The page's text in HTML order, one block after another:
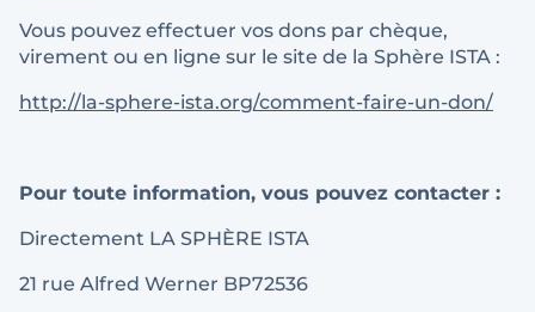
Vous pouvez effectuer vos dons par chèque,
virement ou en ligne sur le site de la Sphère ISTA :
http://la-sphere-ista.org/comment-faire-un-don/
Pour toute information, vous pouvez contacter :
Directement LA SPHÈRE ISTA
21 rue Alfred Werner BP72536